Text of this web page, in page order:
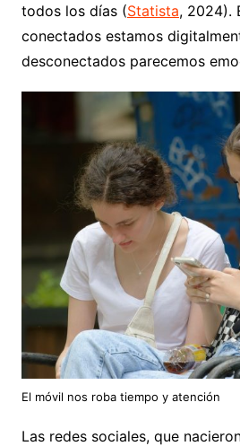
todos los días (Statista, 2024).
conectados estamos
desconectados parecemos
El móvil nos roba tiempo y atención
Las redes sociales, que